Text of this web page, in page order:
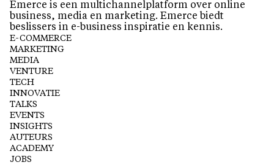
Emerce is een multichannelplatform over online
business, media en marketing. Emerce biedt
beslissers in e-business inspiratie en kennis.
E-COMMERCE
MARKETING
MEDIA
VENTURE
TECH
INNOVATIE
TALKS
EVENTS
INSIGHTS
AUTEURS
ACADEMY
JOBS